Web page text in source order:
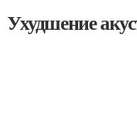
Ухудшение